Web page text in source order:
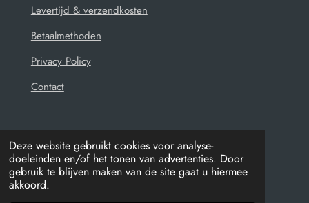
Deze website gebruikt cookies voor analyse-
doeleinden en/of het tonen van advertenties. Door
gebruik te blijven maken van de site gaat u hiermee
akkoord.
Levertijd & verzendkosten
Betaalmethoden
Privacy Policy
Contact
© 2021 - 2026 Rytnowbeauty
Powered byJouwWeb